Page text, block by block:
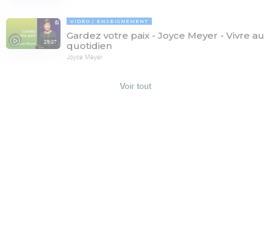
25:27
VIDÉO ENSEIGNEMENT
Gardez votre paix - Joyce Meyer - Vivre au
quotidien
Joyce Meyer
Voir tout